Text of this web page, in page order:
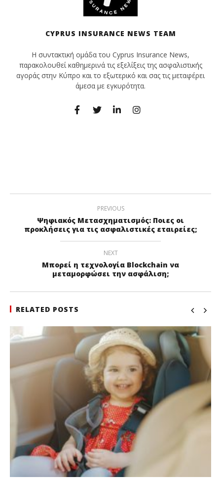
CYPRUS INSURANCE NEWS TEAM
Η συντακτική ομάδα του Cyprus Insurance News,
παρακολουθεί καθημερινά τις εξελίξεις της ασφαλιστικής
αγοράς στην Κύπρο και το εξωτερικό και σας τις μεταφέρει
άμεσα με εγκυρότητα.
PREVIOUS
Ψηφιακός Μετασχηματισμός: Ποιες οι
προκλήσεις για τις ασφαλιστικές εταιρείες;
NEXT
Μπορεί η τεχνολογία Blockchain να
μεταμορφώσει την ασφάλιση;
RELATED POSTS